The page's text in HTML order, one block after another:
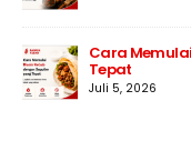
Cara
Tepat
Juli 5, 2026